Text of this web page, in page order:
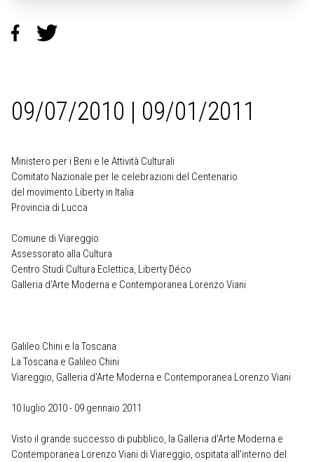
09/07/2010 | 09/01/2011
Ministero per i Beni e le Attività Culturali
Comitato Nazionale per le celebrazioni del Centenario
del movimento Liberty in Italia
Provincia di Lucca
Comune di Viareggio
Assessorato alla Cultura
Centro Studi Cultura Eclettica, Liberty Déco
Galleria d'Arte Moderna e Contemporanea Lorenzo Viani
Galileo Chini e la Toscana
La Toscana e Galileo Chini
Viareggio, Galleria d'Arte Moderna e Contemporanea Lorenzo Viani
10 luglio 2010 - 09 gennaio 2011
Visto il grande successo di pubblico, la Galleria d'Arte Moderna e
Contemporanea Lorenzo Viani di Viareggio, ospitata all'interno del